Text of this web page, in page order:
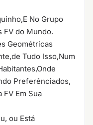
No Grupo
FV do Mundo.
Geométricas
Tudo Isso,Num
Preferênciados,
FV Em Sua
ou Está